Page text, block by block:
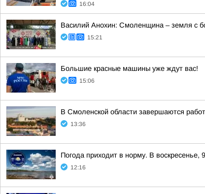
16:04
Василий Анохин: Смоленщина – земля с
15:21
Большие красные машины уже ждут вас!
15:06
В Смоленской области завершаются
13:36
Погода приходит в норму. В воскресенье,
12:16